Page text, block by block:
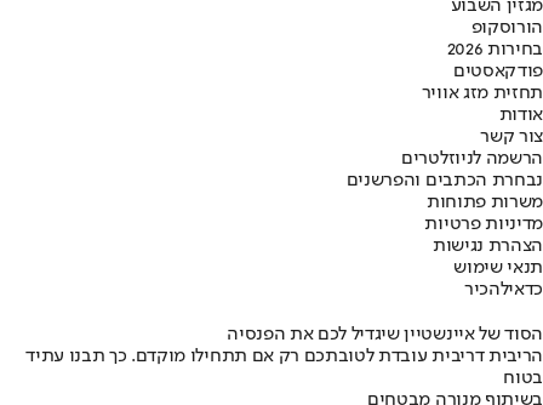
מגזין השבוע
הורוסקופ
בחירות 2026
פודקאסטים
תחזית מזג אוויר
אודות
צור קשר
הרשמה לניוזלטרים
נבחרת הכתבים והפרשנים
משרות פתוחות
מדיניות פרטיות
הצהרת נגישות
תנאי שימוש
כדאילהכיר
הסוד של איינשטיין שיגדיל לכם את הפנסיה
הריבית דריבית עובדת לטובתכם רק אם תתחילו מוקדם. כך תבנו עתיד
בטוח
בשיתוף מנורה מבטחים